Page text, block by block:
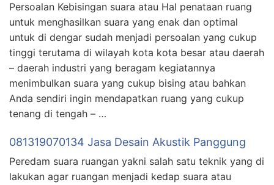
Persoalan Kebisingan suara atau Hal penataan ruang
untuk menghasilkan suara yang enak dan optimal
untuk di dengar sudah menjadi persoalan yang cukup
tinggi terutama di wilayah kota kota besar atau daerah
– daerah industri yang beragam kegiatannya
menimbulkan suara yang cukup bising atau bahkan
Anda sendiri ingin mendapatkan ruang yang cukup
tenang di tengah – …
081319070134 Jasa Desain Akustik Panggung
Peredam suara ruangan yakni salah satu teknik yang di
lakukan agar ruangan menjadi kedap suara atau